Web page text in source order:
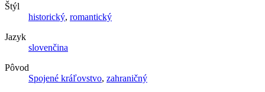
Štýl
historický, romantický
Jazyk
slovenčina
Pôvod
Spojené kráľovstvo, zahraničný